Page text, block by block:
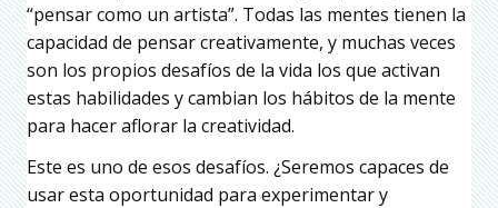
“pensar como un artista”. Todas las mentes tienen la
capacidad de pensar creativamente, y muchas veces
son los propios desafíos de la vida los que activan
estas habilidades y cambian los hábitos de la mente
para hacer aflorar la creatividad.
Este es uno de esos desafíos. ¿Seremos capaces de
usar esta oportunidad para experimentar y